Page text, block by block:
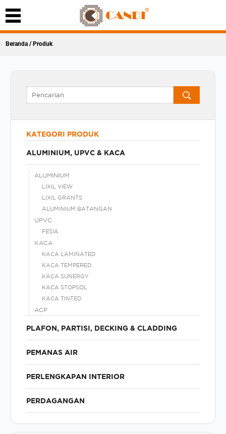
Beranda / Produk
KATEGORI PRODUK
ALUMINIUM, UPVC & KACA
ALUMINIUM
LIXIL VIEW
LIXIL GRANTS
ALUMINIUM BATANGAN
UPVC
FESIA
KACA
KACA LAMINATED
KACA TEMPERED
KACA SUNERGY
KACA STOPSOL
KACA TINTED
ACP
PLAFON, PARTISI, DECKING & CLADDING
PEMANAS AIR
PERLENGKAPAN INTERIOR
PERDAGANGAN